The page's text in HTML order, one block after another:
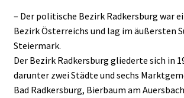
– Der politische Bezirk Radkersburg war
Bezirk Österreichs und lag im äußersten
Steiermark.
Der Bezirk Radkersburg gliederte sich in
darunter zwei Städte und sechs
Bad Radkersburg, Bierbaum am